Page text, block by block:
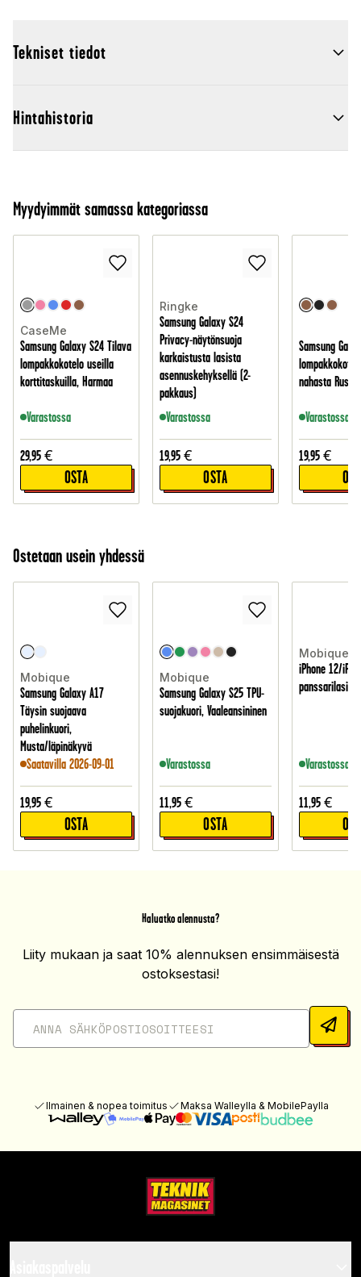
Tekniset tiedot
Hintahistoria
Myydyimmät samassa kategoriassa
CaseMe
Samsung Galaxy S24 Tilava
lompakkokotelo useilla
korttitaskuilla, Harmaa
Varastossa
29,95 €
OSTA
Ringke
Samsung Galaxy S24
Privacy-näytönsuoja
karkaistusta lasista
asennuskehyksellä (2-
pakkaus)
Varastossa
19,95 €
OSTA
Samsung
nahasta
Varastossa
19,95 €
Ostetaan usein yhdessä
Mobique
Samsung Galaxy A17
Täysin suojaava
puhelinkuori,
Musta/läpinäkyvä
Saatavilla 2026-09-01
19,95 €
OSTA
Mobique
Samsung Galaxy S25 TPU-
suojakuori, Vaaleansininen
Varastossa
11,95 €
OSTA
Mobique
iPhone 12/
panssarilasi /
Varastossa
11,95 €
Haluatko alennusta?
Liity mukaan ja saat 10% alennuksen ensimmäisestä
ostoksestasi!
Ilmainen & nopea toimitus Maksa Walleylla & MobilePaylla